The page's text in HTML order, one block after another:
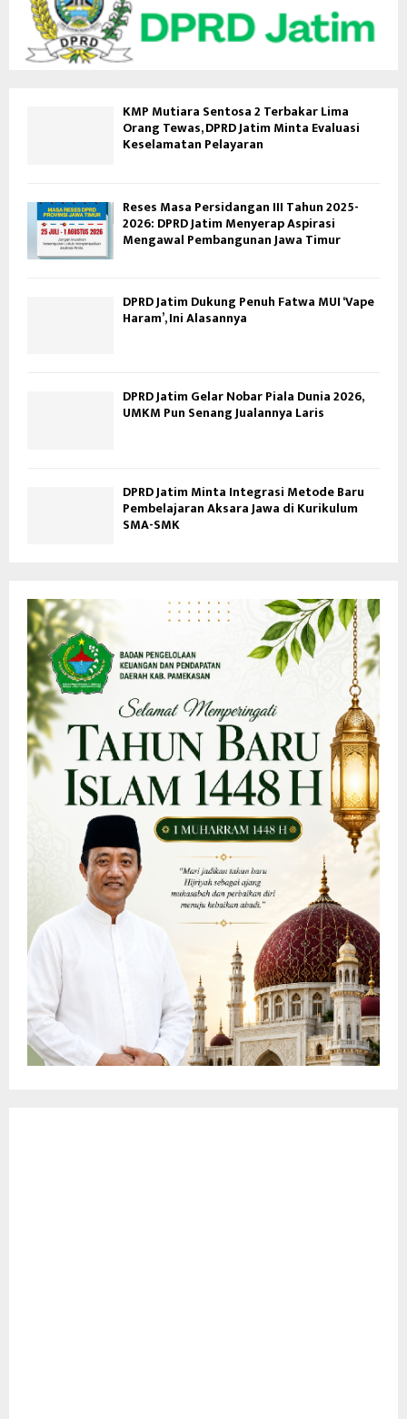
KMP Mutiara Sentosa 2 Terbakar Lima
Orang Tewas, DPRD Jatim Minta Evaluasi
Keselamatan Pelayaran
Reses Masa Persidangan III Tahun 2025-
2026: DPRD Jatim Menyerap Aspirasi
Mengawal Pembangunan Jawa Timur
DPRD Jatim Dukung Penuh Fatwa MUI ‘Vape
Haram’, Ini Alasannya
DPRD Jatim Gelar Nobar Piala Dunia 2026,
UMKM Pun Senang Jualannya Laris
DPRD Jatim Minta Integrasi Metode Baru
Pembelajaran Aksara Jawa di Kurikulum
SMA-SMK